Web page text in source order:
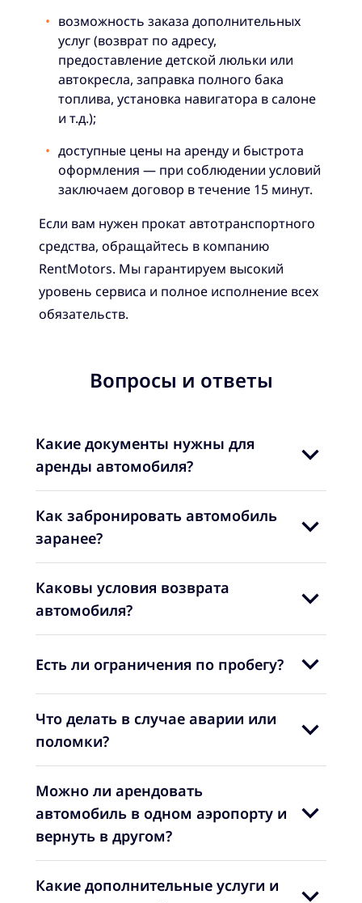
возможность заказа дополнительных
услуг (возврат по адресу,
предоставление детской люльки или
автокресла, заправка полного бака
топлива, установка навигатора в салоне
и т.д.);
доступные цены на аренду и быстрота
оформления — при соблюдении условий
заключаем договор в течение 15 минут.
Если вам нужен прокат автотранспортного
средства, обращайтесь в компанию
RentMotors. Мы гарантируем высокий
уровень сервиса и полное исполнение всех
обязательств.
Вопросы и ответы
Какие документы нужны для
аренды автомобиля?
Как забронировать автомобиль
заранее?
Каковы условия возврата
автомобиля?
Есть ли ограничения по пробегу?
Что делать в случае аварии или
поломки?
Можно ли арендовать
автомобиль в одном аэропорту и
вернуть в другом?
Какие дополнительные услуги и